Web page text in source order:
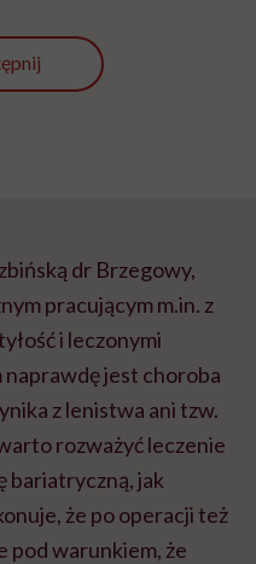
dr Brzegowy,
pracującym m.in. z
i leczonymi
jest choroba
z lenistwa ani tzw.
rozważyć leczenie
bariatryczną, jak
że po operacji też
pod warunkiem, że